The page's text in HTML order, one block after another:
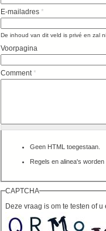
E-mailadres *
De inhoud van dit veld is privé en zal
Voorpagina
Comment*
Geen HTML toegestaan.
Regels en alinea's
CAPTCHA
Deze vraag is om te testen of